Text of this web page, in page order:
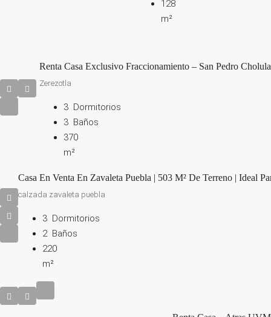
128
m²
Renta Casa Exclusivo Fraccionamiento – San Pedro Cholula
Zerezotla
3 Dormitorios
3 Baños
370
m²
Casa En Venta En Zavaleta Puebla | 503 M² De Terreno | Ideal
calzada zavaleta puebla
3 Dormitorios
2 Baños
220
m²